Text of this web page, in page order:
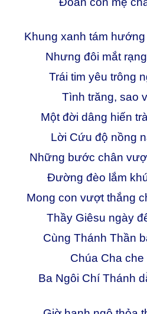
Khung xanh tám
Nhưng đôi mắt
Trái tim yêu trông
Tình trăng, sao
Một đời dâng hiến
Lời Cứu độ nồng
Những bước chân
Đường đèo lắm
Mong con vượt thắng
Thầy Giêsu ngày
Cùng Thánh Thần
Chúa Cha
Ba Ngôi Chí Thánh